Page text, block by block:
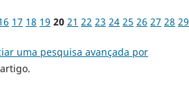
17 18 19 20 21 22 23 24 25 26 27 28 29
uma pesquisa avançada por